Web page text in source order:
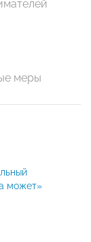
меры
может»